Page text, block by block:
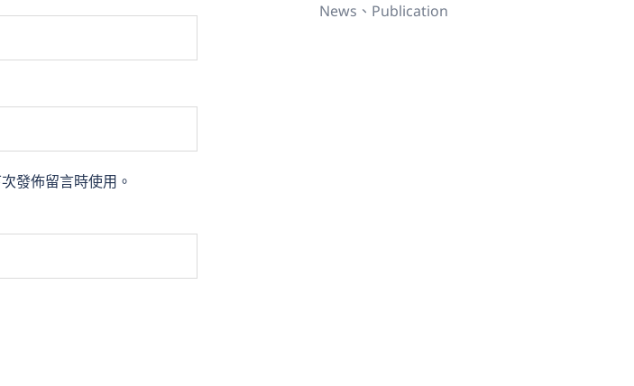
發佈留言時使用。
News、Publication